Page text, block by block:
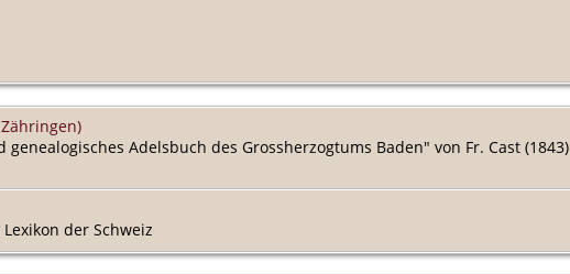
Adelsbuch des Grossherzogtums Baden" von Fr. Cast (1843)
der Schweiz